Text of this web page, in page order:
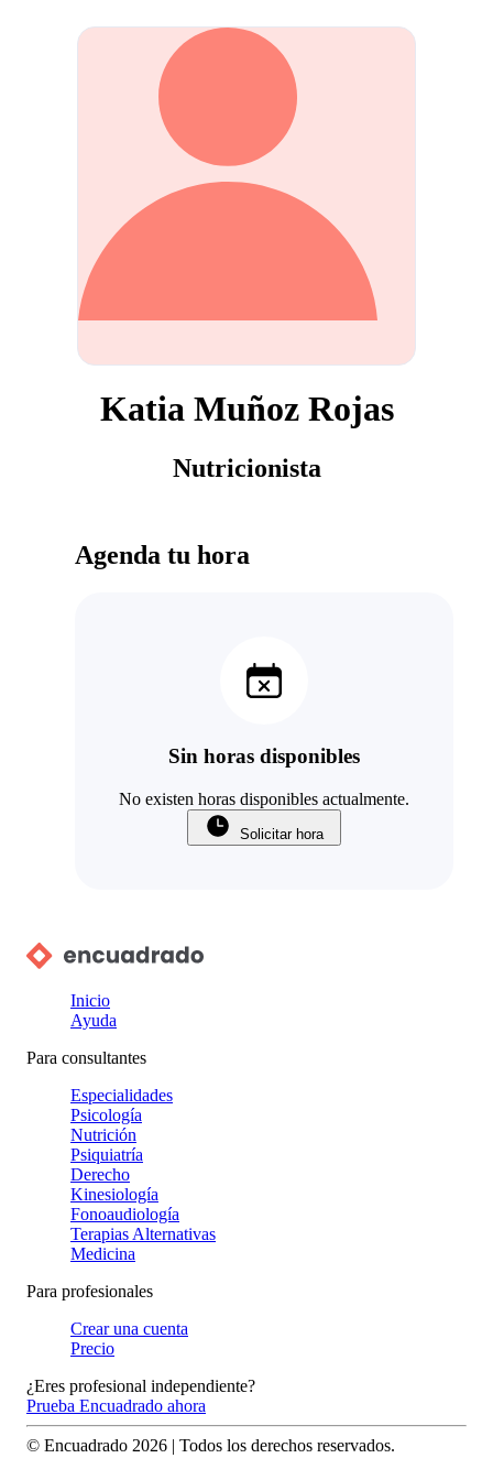
Katia Muñoz Rojas
Nutricionista
Agenda tu hora
Sin horas disponibles
No existen horas disponibles actualmente.
Solicitar hora
Inicio
Ayuda
Para consultantes
Especialidades
Psicología
Nutrición
Psiquiatría
Derecho
Kinesiología
Fonoaudiología
Terapias Alternativas
Medicina
Para profesionales
Crear una cuenta
Precio
¿Eres profesional independiente?
Prueba Encuadrado ahora
© Encuadrado 2026 | Todos los derechos reservados.